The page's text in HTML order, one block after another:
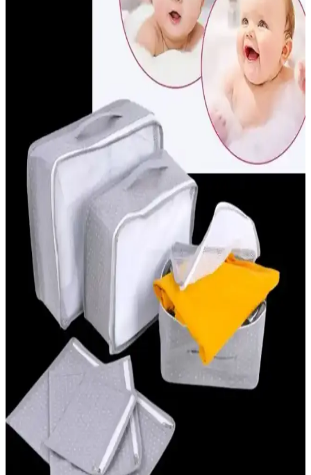
Bebeklerde Güvenli ve Nazik Burun Aspiratörü
Kullanımı: Seçim ve Uygulama İpuçları
Bebeklerde burun tıkanıklığını hafifletmek için güvenli ve nazik
burun aspiratörleri tercih edilmeli. Doğru kullanım ve hijyen
kurallarıyla bebeğin sağlığı korunur.
Dudak Şeklinde Emzikler: Kozmetik ve Estetikte
Yeni Trendler ve Tasarım Özellikleri
Dudak şekilli emzikler, estetik ve kozmetik alanında yeni trendler
yaratırken, sevimli tasarımları ve kullanım pratikliğiyle öne çıkıyor.
Güvenli malzemelerle üretilen bu ürünler, hem çocuklar hem de stil
sahipleri için ideal.
Bioderma Bebek Şampuanları: Hassas Ciltler İçin
Güvenilir Temizlik Çözümü
Bioderma bebek şampuanları, nazik ve doğal temizlik sağlar, göz
yakmayan formülüyle ebeveynlerin tercihidir, cildi nemlendirir ve
korur, farklı modelleriyle bebeklerin ihtiyaçlarına uygun çözümler
Anne Kucağı Beşik Nedir ve Bebekler İçin Neden
Tercih Edilmelidir
Anne kucağı beşik, hafif ve taşınabilir tasarımıyla bebeklerin güvenli
ve rahat uyumasını sağlar, pratik kullanımıyla ebeveynlere kolaylık
sunar.
Mustela 50 Faktör Bebek Güneş Kremi: Hassas
Ciltler İçin Güvenilir Koruma ve Özellikleri
Mustela 50 Faktör Bebek Güneş Kremi, yüksek SPF 50 ile hassas
bebek cildini UV ışınlarına karşı korur, doğal içeriklerle formüle